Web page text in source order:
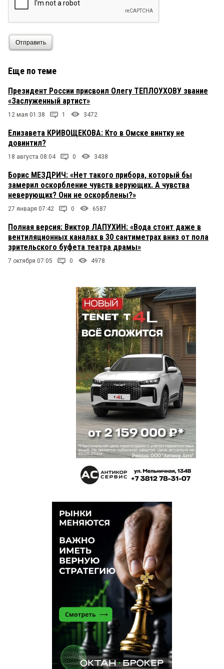
Отправить
Еще по теме
Президент России присвоил Олегу ТЕПЛОУХОВУ звание
«Заслуженный артист»
12 мая 01:38 1 3472
Елизавета КРИВОЩЕКОВА: Кто в Омске винтку не
довинтил?
18 августа 08:04 0 3438
Борис МЕЗДРИЧ: «Нет такого прибора, который бы
замерил оскорбление чувств верующих. А чувства
неверующих? Они не оскорблены?»
27 января 07:42 0 6587
Полная версия: Виктор ЛАПУХИН: «Вода стоит даже в
вентиляционных каналах в 30 сантиметрах вниз от пола
зрительского буфета театра драмы»
7 октября 07:05 0 4978